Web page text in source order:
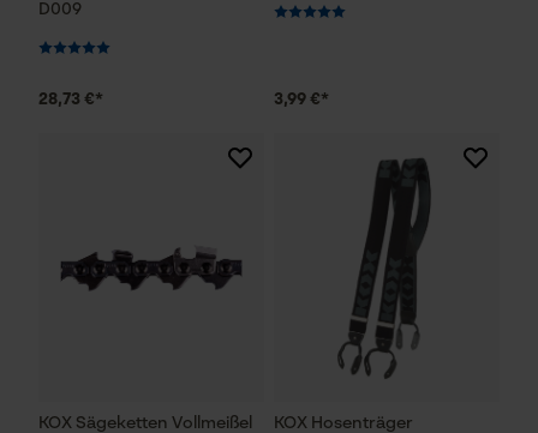
D009
28,73 €* 3,99 €*
KOX Sägeketten Vollmeißel
KOX Hosenträger